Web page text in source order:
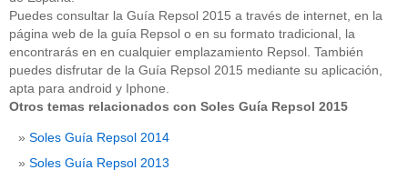
Puedes consultar la Guía Repsol 2015 a través de internet, en la
página web de la guía Repsol o en su formato tradicional, la
encontrarás en en cualquier emplazamiento Repsol. También
puedes disfrutar de la Guía Repsol 2015 mediante su aplicación,
apta para android y Iphone.
Otros temas relacionados con Soles Guía Repsol 2015
Soles Guía Repsol 2014
Soles Guía Repsol 2013